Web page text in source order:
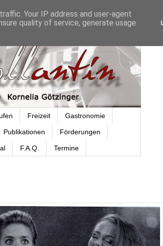
Freizeit Gastronomie
Publikationen Förderungen
F.A.Q. Termine
Your IP address and user-agent
quality of service, generate usage